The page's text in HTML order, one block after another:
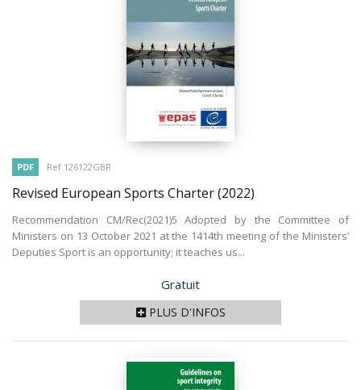
PDF Ref 126122GBR
Revised European Sports Charter(2022)
Recommendation CM/Rec(2021)5 Adopted by the Committee of
Ministers on 13 October 2021 at the 1414th meeting of the Ministers’
Deputies Sport is an opportunity; it teaches us...
Prix
Gratuit
PLUS D'INFOS